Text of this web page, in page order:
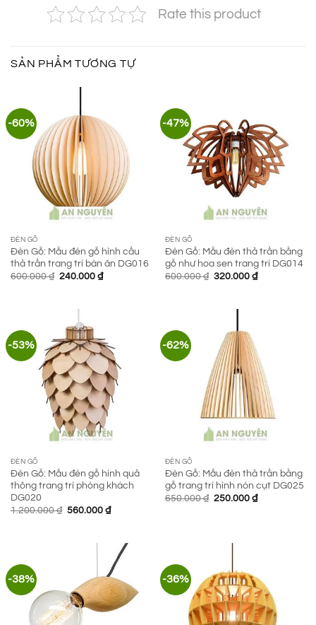
Rate this product
SẢN PHẨM TƯƠNG TỰ
-60%
ĐÈN GỖ
Đèn Gỗ: Mẫu đèn gỗ hình cầu
thả trần trang trí bàn ăn DG016
600.000₫ Giá
240.000 ₫Giá
-47%
ĐÈN GỖ
Đèn Gỗ: Mẫu đèn thả trần bằng
gỗ như hoa sen trang trí DG014
600.000₫ Giá
320.000 ₫Giá
-53%
ĐÈN GỖ
Đèn Gỗ: Mẫu đèn gỗ hình quả
thông trang trí phòng khách
DG020
1.200.000₫ Giá
560.000 ₫Giá
560.000 ₫.
-62%
ĐÈN GỖ
Đèn Gỗ: Mẫu đèn thả trần bằng
gỗ trang trí hình nón cụt DG025
650.000₫ Giá
250.000 ₫Giá
-38% -36%